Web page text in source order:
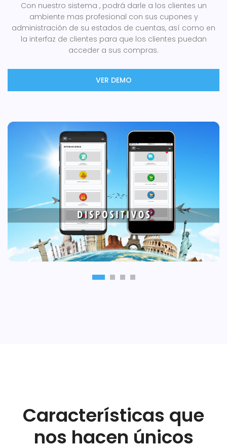
Con nuestro sistema , podrá darle a los clientes un
ambiente mas profesional con sus cupones y
administración de su estados de cuentas, así como en
la interfaz de clientes para que los clientes puedan
acceder a sus compras.
VER DEMO
Características que
nos hacen únicos